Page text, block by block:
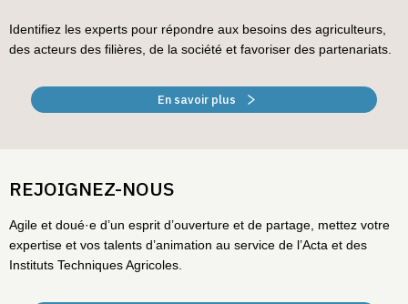
Identifiez les experts pour répondre aux besoins des agriculteurs,
des acteurs des filières, de la société et favoriser des partenariats.
En savoir plus
REJOIGNEZ-NOUS
Agile et doué·e d’un esprit d’ouverture et de partage, mettez votre
expertise et vos talents d’animation au service de l’Acta et des
Instituts Techniques Agricoles.